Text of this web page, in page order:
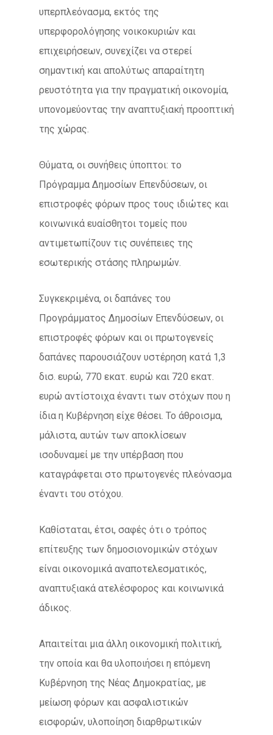
υπερπλεόνασμα, εκτός της
υπερφορολόγησης νοικοκυριών και
επιχειρήσεων, συνεχίζει να στερεί
σημαντική και απολύτως απαραίτητη
ρευστότητα για την πραγματική οικονομία,
υπονομεύοντας την αναπτυξιακή προοπτική
της χώρας.
Θύματα, οι συνήθεις ύποπτοι: το
Πρόγραμμα Δημοσίων Επενδύσεων, οι
επιστροφές φόρων προς τους ιδιώτες και
κοινωνικά ευαίσθητοι τομείς που
αντιμετωπίζουν τις συνέπειες της
εσωτερικής στάσης πληρωμών.
Συγκεκριμένα, οι δαπάνες του
Προγράμματος Δημοσίων Επενδύσεων, οι
επιστροφές φόρων και οι πρωτογενείς
δαπάνες παρουσιάζουν υστέρηση κατά 1,3
δισ. ευρώ, 770 εκατ. ευρώ και 720 εκατ.
ευρώ αντίστοιχα έναντι των στόχων που η
ίδια η Κυβέρνηση είχε θέσει. Το άθροισμα,
μάλιστα, αυτών των αποκλίσεων
ισοδυναμεί με την υπέρβαση που
καταγράφεται στο πρωτογενές πλεόνασμα
έναντι του στόχου.
Καθίσταται, έτσι, σαφές ότι ο τρόπος
επίτευξης των δημοσιονομικών στόχων
είναι οικονομικά αναποτελεσματικός,
αναπτυξιακά ατελέσφορος και κοινωνικά
άδικος.
Απαιτείται μια άλλη οικονομική πολιτική,
την οποία και θα υλοποιήσει η επόμενη
Κυβέρνηση της Νέας Δημοκρατίας, με
μείωση φόρων και ασφαλιστικών
εισφορών, υλοποίηση διαρθρωτικών